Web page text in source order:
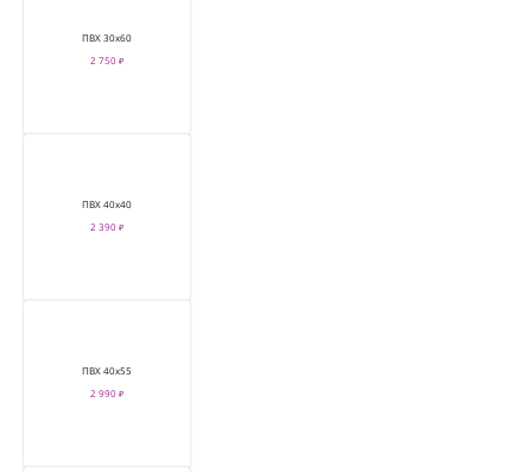
ПВХ 30х60
2 750 ₽
ПВХ 40х40
2 390 ₽
ПВХ 40х55
2 990 ₽